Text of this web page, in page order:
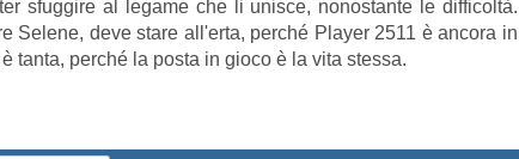
sfuggire al legame che li unisce, nonostante le difficoltà.
Selene, deve stare all'erta, perché Player 2511 è ancora in
tanta, perché la posta in gioco è la vita stessa.